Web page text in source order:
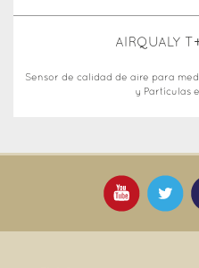
AIRQUALY
Sensor de calidad de aire para
y Partículas